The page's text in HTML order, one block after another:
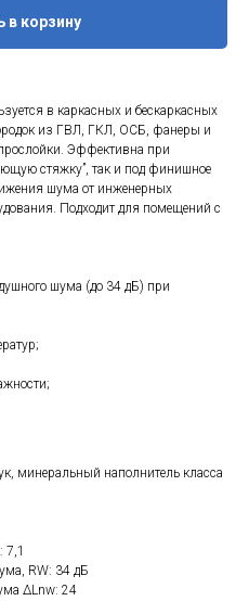
в корзину
в каркасных и бескаркасных
из ГВЛ, ГКЛ, ОСБ, фанеры и
Эффективна при
стяжку”, так и под финишное
шума от инженерных
Подходит для помещений с
шума (до 34 дБ) при
минеральный наполнитель класса
7,1
RW: 34 дБ
ΔLnw: 24